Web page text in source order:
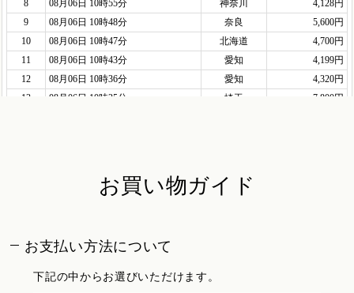
お買い物ガイド
お支払い方法について
下記の中からお選びいただけます。